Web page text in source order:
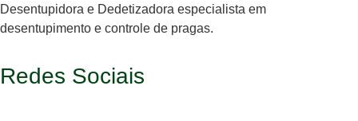
Desentupidora e Dedetizadora especialista em
desentupimento e controle de pragas.
Redes Sociais